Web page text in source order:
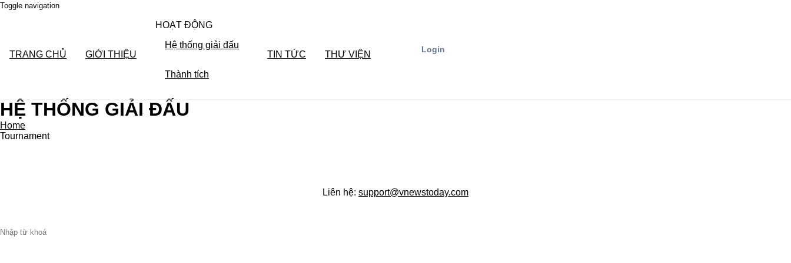
Toggle navigation
TRANG CHỦ GIỚI THIỆU
HOẠT ĐỘNG
Hệ thống giải đấu
Thành tích
TIN TỨC THƯ VIỆN Login
HỆ THỐNG GIẢI ĐẤU
Home
Tournament
Liên hệ: support@vnewstoday.com